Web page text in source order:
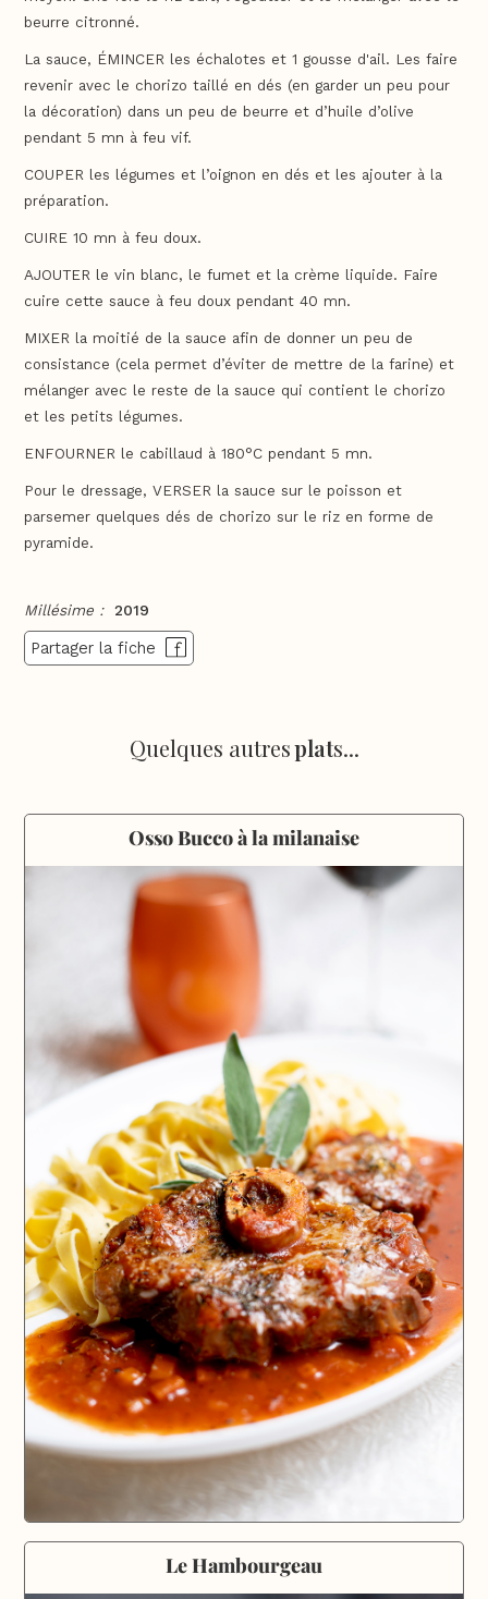
beurre citronné.
La sauce, ÉMINCER les échalotes et 1 gousse d'ail. Les faire
revenir avec le chorizo taillé en dés (en garder un peu pour
la décoration) dans un peu de beurre et d’huile d’olive
pendant 5 mn à feu vif.
COUPER les légumes et l’oignon en dés et les ajouter à la
préparation.
CUIRE 10 mn à feu doux.
AJOUTER le vin blanc, le fumet et la crème liquide. Faire
cuire cette sauce à feu doux pendant 40 mn.
MIXER la moitié de la sauce afin de donner un peu de
consistance (cela permet d’éviter de mettre de la farine) et
mélanger avec le reste de la sauce qui contient le chorizo
et les petits légumes.
ENFOURNER le cabillaud à 180°C pendant 5 mn.
Pour le dressage, VERSER la sauce sur le poisson et
parsemer quelques dés de chorizo sur le riz en forme de
pyramide.
Millésime : 2019
Partager la fiche
Quelques autresplats...
Osso Bucco à la milanaise
Le Hambourgeau